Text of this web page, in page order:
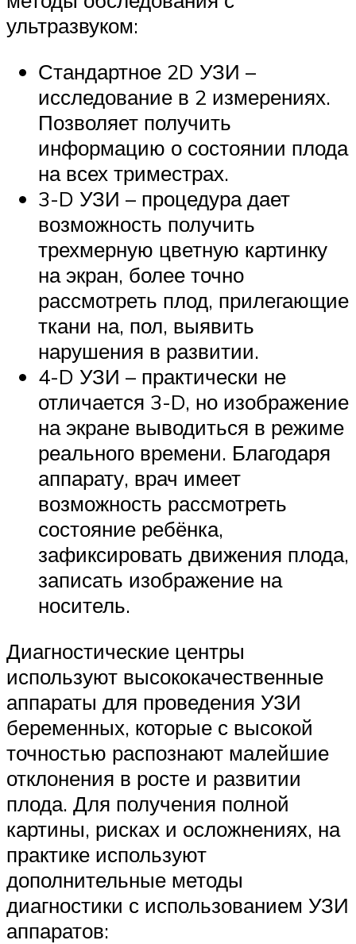
ультразвуком:
Стандартное 2D УЗИ –
исследование в 2 измерениях.
Позволяет получить
информацию о состоянии плода
на всех триместрах.
3-D УЗИ – процедура дает
возможность получить
трехмерную цветную картинку
на экран, более точно
рассмотреть плод, прилегающие
ткани на, пол, выявить
нарушения в развитии.
4-D УЗИ – практически не
отличается 3-D, но изображение
на экране выводиться в режиме
реального времени. Благодаря
аппарату, врач имеет
возможность рассмотреть
состояние ребёнка,
зафиксировать движения плода,
записать изображение на
носитель.
Диагностические центры
используют высококачественные
аппараты для проведения УЗИ
беременных, которые с высокой
точностью распознают малейшие
отклонения в росте и развитии
плода. Для получения полной
картины, рисках и осложнениях, на
практике используют
дополнительные методы
диагностики с использованием УЗИ
аппаратов: